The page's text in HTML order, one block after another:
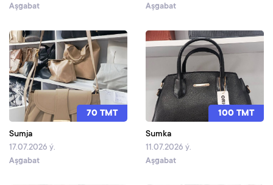
Aşgabat Aşgabat
70 TMT
Sumja
17.07.2026 ý.
Aşgabat
100 TMT
Sumka
11.07.2026 ý.
Aşgabat